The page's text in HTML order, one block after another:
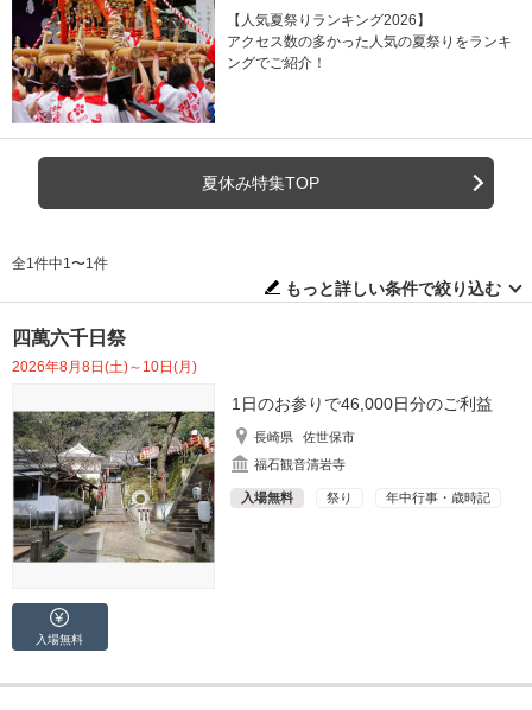
【人気夏祭りランキング2026】
アクセス数の多かった人気の夏祭りをランキ
ングでご紹介！
夏休み特集TOP
全1件中1〜1件
もっと詳しい条件で絞り込む
四萬六千日祭
2026年8月8日(土)～10日(月)
1日のお参りで46,000日分のご利益
長崎県
佐世保市
福石観音清岩寺
入場無料 祭り 年中行事・歳時記
入場無料